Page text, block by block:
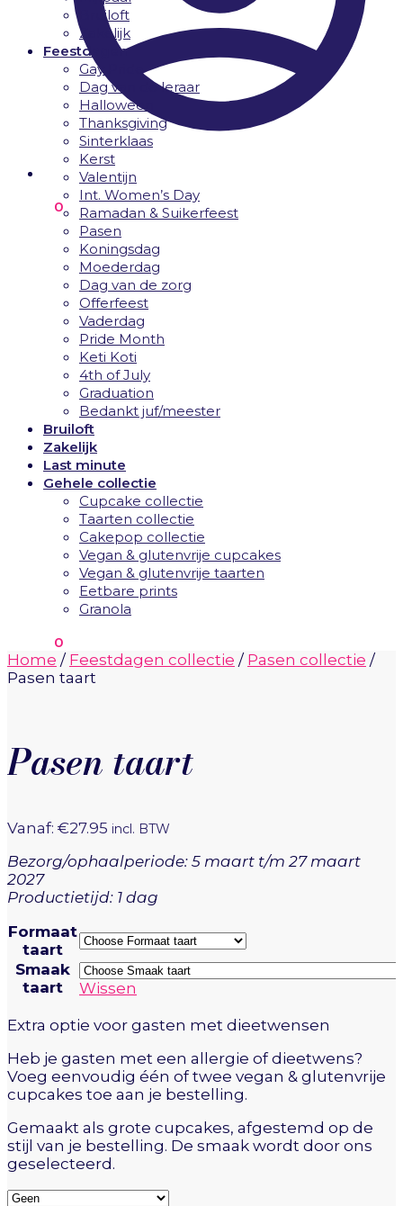
0
Bruiloft
Zakelijk
Feestdagen
Gay Pride
Dag van de leraar
Halloween
Thanksgiving
Sinterklaas
Kerst
Valentijn
Int. Women’s Day
Ramadan & Suikerfeest
Pasen
Koningsdag
Moederdag
Dag van de zorg
Offerfeest
Vaderdag
Pride Month
Keti Koti
4th of July
Graduation
Bedankt juf/meester
Bruiloft
Zakelijk
Last minute
Gehele collectie
Cupcake collectie
Taarten collectie
Cakepop collectie
Vegan & glutenvrije cupcakes
Vegan & glutenvrije taarten
Eetbare prints
Granola
0
Home / Feestdagen collectie / Pasen collectie /
Pasen taart
Pasen taart
Vanaf: €27.95 incl. BTW
Bezorg/ophaalperiode: 5 maart t/m 27 maart
2027
Productietijd: 1 dag
Formaat
taart
Smaak
taart
Wissen
Extra optie voor gasten met dieetwensen
Heb je gasten met een allergie of dieetwens?
Voeg eenvoudig één of twee vegan & glutenvrije
cupcakes toe aan je bestelling.
Gemaakt als grote cupcakes, afgestemd op de
stijl van je bestelling. De smaak wordt door ons
geselecteerd.